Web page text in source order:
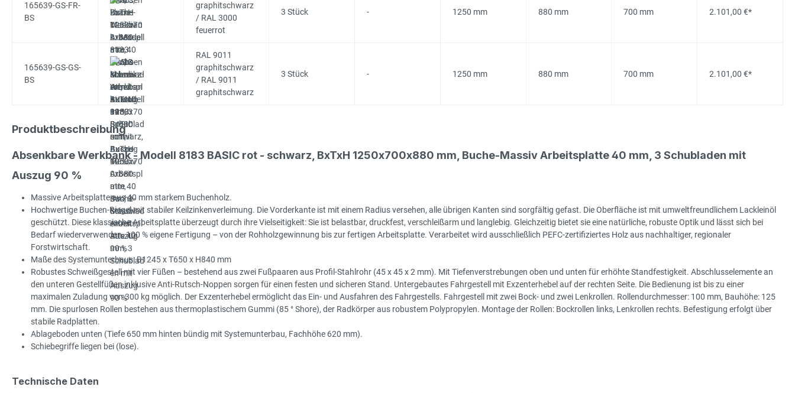
165639-GS-FR-
BS
graphitschwarz
/ RAL 3000
feuerrot
3 Stück - 1250 mm 880 mm 700 mm 2.101,00 €*
165639-GS-GS-
BS
RAL 9011
graphitschwarz
/ RAL 9011
graphitschwarz
3 Stück - 1250 mm 880 mm 700 mm 2.101,00 €*
Produktbeschreibung
Absenkbare Werkbank - Modell 8183 BASIC rot - schwarz, BxTxH 1250x700x880 mm, Buche-Massiv Arbeitsplatte 40 mm, 3 Schubladen mit
Auszug 90 %
Massive Arbeitsplatte aus 40 mm starkem Buchenholz.
Hochwertige Buchen-Riegel mit stabiler Keilzinkenverleimung. Die Vorderkante ist mit einem Radius versehen, alle übrigen Kanten sind sorgfältig gefast. Die Oberfläche ist mit umweltfreundlichem Lackleinöl
geschützt. Diese klassische Arbeitsplatte überzeugt durch ihre Vielseitigkeit: Sie ist belastbar, druckfest, verschleißarm und langlebig. Gleichzeitig bietet sie eine natürliche, robuste Optik und lässt sich bei
Bedarf wiederverwenden. 100 % eigene Fertigung – von der Rohholzgewinnung bis zur fertigen Arbeitsplatte. Verarbeitet wird ausschließlich PEFC-zertifiziertes Holz aus nachhaltiger, regionaler
Forstwirtschaft.
Maße des Systemunterbaus: B1245 x T650 x H840 mm
Robustes Schweißgestell mit vier Füßen – bestehend aus zwei Fußpaaren aus Profil-Stahlrohr (45 x 45 x 2 mm). Mit Tiefenverstrebungen oben und unten für erhöhte Standfestigkeit. Abschlusselemente an
den unteren Gestellfüßen inklusive Anti-Rutsch-Noppen sorgen für einen festen und sicheren Stand. Untergebautes Fahrgestell mit Exzenterhebel auf der rechten Seite. Die Bedienung ist bis zu einer
maximalen Zuladung von 300 kg möglich. Der Exzenterhebel ermöglicht das Ein- und Ausfahren des Fahrgestells. Fahrgestell mit zwei Bock- und zwei Lenkrollen. Rollendurchmesser: 100 mm, Bauhöhe: 125
mm. Die spurlosen Rollen bestehen aus thermoplastischem Gummi (85 ° Shore), der Radkörper aus robustem Polypropylen. Montage der Rollen: Bockrollen links, Lenkrollen rechts. Befestigung erfolgt über
stabile Radplatten.
Ablageboden unten (Tiefe 650 mm hinten bündig mit Systemunterbau, Fachhöhe 620 mm).
Schiebegriffe liegen bei (lose).
Technische Daten